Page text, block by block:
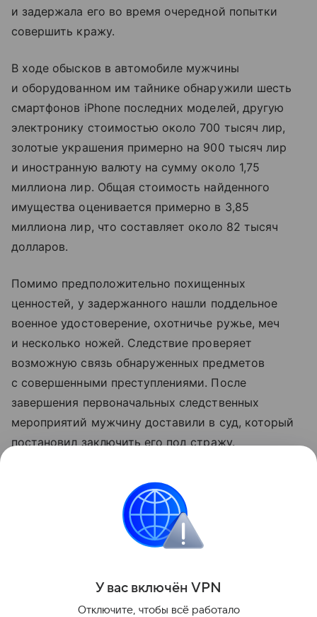
и задержала его во время очередной попытки
совершить кражу.
В ходе обысков в автомобиле мужчины
и оборудованном им тайнике обнаружили шесть
смартфонов iPhone последних моделей, другую
электронику стоимостью около 700 тысяч лир,
золотые украшения примерно на 900 тысяч лир
и иностранную валюту на сумму около 1,75
миллиона лир. Общая стоимость найденного
имущества оценивается примерно в 3,85
миллиона лир, что составляет около 82 тысяч
долларов.
Помимо предположительно похищенных
ценностей, у задержанного нашли поддельное
военное удостоверение, охотничье ружье, меч
и несколько ножей. Следствие проверяет
возможную связь обнаруженных предметов
с совершенными преступлениями. После
завершения первоначальных следственных
мероприятий мужчину доставили в суд, который
постановил заключить его под стражу.
Ранее трое жителей Новосибирска, двое
из которых подростки, были заключены под
стражу за ограбление круглосуточного сетевого
Поделиться
У вас включён VPN
Отключите, чтобы всё работало